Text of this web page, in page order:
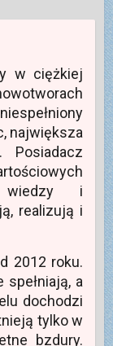
w ciężkiej
największa
Posiadacz
wiedzy i
realizują i
2012 roku.
spełniają, a
dochodzi
tylko w
bzdury.